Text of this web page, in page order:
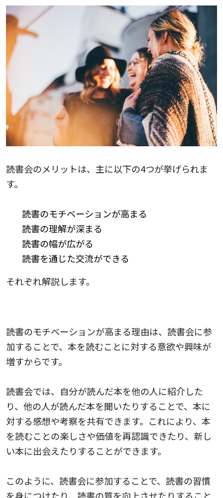
読書会のメリットは、主に以下の4つが挙げられま
す。
読書のモチベーションが高まる
読書の理解が深まる
読書の幅が広がる
読書を通じた交流ができる
それぞれ解説します。
読書のモチベーションが高まる理由は、読書会に参
加することで、本を読むことに対する意欲や興味が
増すからです。
読書会では、自分が読んだ本を他の人に紹介した
り、他の人が読んだ本を聞いたりすることで、本に
対する感想や考察を共有できます。これにより、本
を読むことの楽しさや価値を再認識できたり、新し
い本に出会えたりすることができます。
このように、読書会に参加することで、読書の習慣
を身につけたり、読書の質を向上させたりすること